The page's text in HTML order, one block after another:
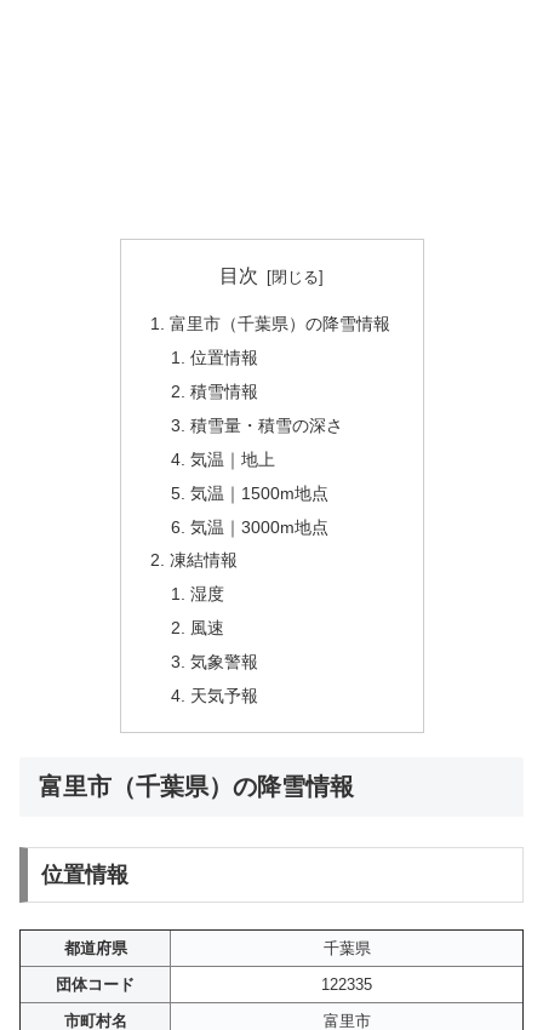
目次
富里市（千葉県）の降雪情報
位置情報
積雪情報
積雪量・積雪の深さ
気温｜地上
気温｜1500m地点
気温｜3000m地点
凍結情報
湿度
風速
気象警報
天気予報
富里市（千葉県）の降雪情報
位置情報
都道府県
千葉県
団体コード
122335
市町村名
富里市